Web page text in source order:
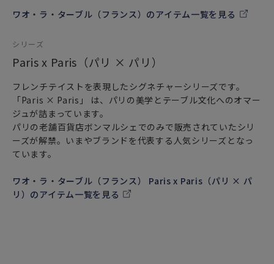
ワオ・ラ・ターブル（フランス）のアイテム一覧を見る
シリーズ
Paris x Paris（パリ × パリ）
フレンチテイストを表現したシグネチャーシリーズです。
「Paris × Paris」 は、パリの美学とテーブル文化へのオマー
ジュが詰まっています。
パリの老舗百貨店ボンマルシェでのみで販売されていたシリ
ーズが解禁。いまやブランドを代表する人気シリーズとなっ
ています。
ワオ・ラ・ターブル（フランス） Paris x Paris（パリ × パ
リ）のアイテム一覧を見る